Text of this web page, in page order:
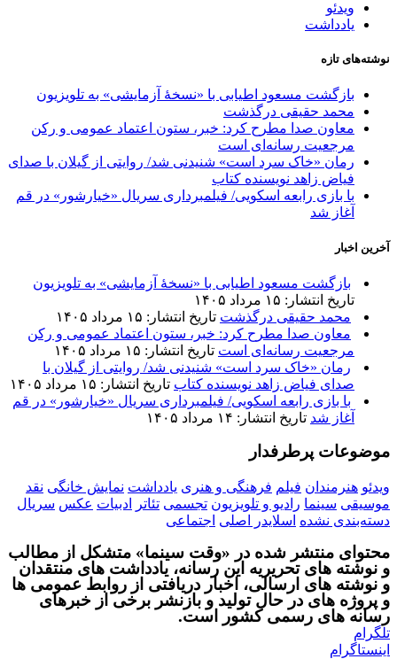
ویدئو
یادداشت
نوشته‌های تازه
بازگشت مسعود اطیابی با «نسخهٔ آزمایشی» به تلویزیون
محمد حقیقی درگذشت
معاون صدا مطرح کرد: خبر، ستون اعتماد عمومی و رکن
مرجعیت رسانه‌ای است
رمان «خاک سرد است» شنیدنی شد/ روایتی از گیلان با صدای
فیاض زاهد نویسنده کتاب
با بازی رابعه اسکویی/ فیلمبرداری سریال «خیارشور» در قم
آغاز شد
آخرین اخبار
بازگشت مسعود اطیابی با «نسخهٔ آزمایشی» به تلویزیون
تاریخ انتشار: ۱۵ مرداد ۱۴۰۵
محمد حقیقی درگذشت تاریخ انتشار: ۱۵ مرداد ۱۴۰۵
معاون صدا مطرح کرد: خبر، ستون اعتماد عمومی و رکن
مرجعیت رسانه‌ای است تاریخ انتشار: ۱۵ مرداد ۱۴۰۵
رمان «خاک سرد است» شنیدنی شد/ روایتی از گیلان با
صدای فیاض زاهد نویسنده کتاب تاریخ انتشار: ۱۵ مرداد ۱۴۰۵
با بازی رابعه اسکویی/ فیلمبرداری سریال «خیارشور» در قم
آغاز شد تاریخ انتشار: ۱۴ مرداد ۱۴۰۵
موضوعات پرطرفدار
ویدئو هنرمندان فیلم فرهنگی و هنری یادداشت نمایش خانگی نقد
موسیقی سینما رادیو و تلویزیون تجسمی تئاتر ادبیات عکس سریال
دسته‌بندی نشده اسلایدر اصلی اجتماعی
محتوای منتشر شده در «وقت سینما» متشکل از مطالب
و نوشته های تحریریه این رسانه، یادداشت های منتقدان
و نوشته های ارسالی، اخبار دریافتی از روابط عمومی ها
و پروژه های در حال تولید و بازنشر برخی از خبرهای
رسانه های رسمی کشور است.
تلگرام
اینستاگرام